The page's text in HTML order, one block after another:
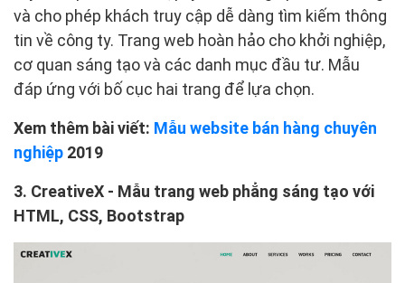
và cho phép khách truy cập dễ dàng tìm kiếm thông
tin về công ty. Trang web hoàn hảo cho khởi nghiệp,
cơ quan sáng tạo và các danh mục đầu tư. Mẫu
đáp ứng với bố cục hai trang để lựa chọn.
Xem thêm bài viết: Mẫu website bán hàng chuyên
nghiệp 2019
3. CreativeX - Mẫu trang web phẳng sáng tạo với
HTML, CSS, Bootstrap